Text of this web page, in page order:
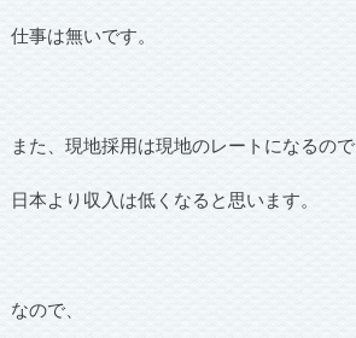
仕事は無いです。
また、現地採用は現地のレートになるので
日本より収入は低くなると思います。
なので、